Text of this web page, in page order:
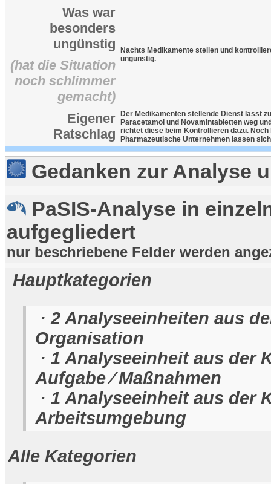
Was war
besonders
ungünstig
(hat die Situation
noch schlimmer
gemacht)
Nachts Medikamente stellen und
ungünstig.
Eigener
Ratschlag
Der Medikamenten stellende Dienst lässt
Paracetamol und Novamintabletten weg
richtet diese beim Kontrollieren dazu.
Pharmazeutische Unternehmen lassen
Gedanken zur Analyse
PaSIS-Analyse in
aufgegliedert
nur beschriebene Felder werden
Hauptkategorien
· 2 Analyseeinheiten aus
Organisation
· 1 Analyseeinheit aus der
Aufgabe ⁄ Maßnahmen
· 1 Analyseeinheit aus der
Arbeitsumgebung
Alle Kategorien